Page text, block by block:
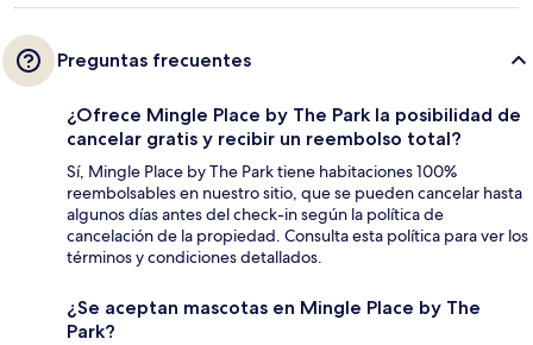
Preguntas frecuentes
¿Ofrece Mingle Place by The Park la posibilidad de
cancelar gratis y recibir un reembolso total?
Sí, Mingle Place by The Park tiene habitaciones 100%
reembolsables en nuestro sitio, que se pueden cancelar hasta
algunos días antes del check-in según la política de
cancelación de la propiedad. Consulta esta política para ver los
términos y condiciones detallados.
¿Se aceptan mascotas en Mingle Place by The
Park?